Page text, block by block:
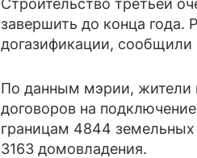
Строительство третьей
завершить до конца
догазификации,
По данным мэрии, жители
договоров на
границам 4844 земельных
3163 домовладения.